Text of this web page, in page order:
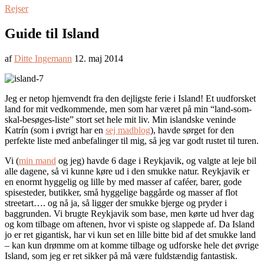
Rejser
Guide til Island
afDitte Ingemann 12. maj 2014
Jeg er netop hjemvendt fra den dejligste ferie i Island! Et uudforsket
land for mit vedkommende, men som har været på min “land-som-
skal-besøges-liste” stort set hele mit liv. Min islandske veninde
Katrín (som i øvrigt har en sej madblog), havde sørget for den
perfekte liste med anbefalinger til mig, så jeg var godt rustet til turen.
Vi (min mand og jeg) havde 6 dage i Reykjavik, og valgte at leje bil
alle dagene, så vi kunne køre ud i den smukke natur. Reykjavik er
en enormt hyggelig og lille by med masser af caféer, barer, gode
spisesteder, butikker, små hyggelige baggårde og masser af flot
streetart…. og nå ja, så ligger der smukke bjerge og pryder i
baggrunden. Vi brugte Reykjavik som base, men kørte ud hver dag
og kom tilbage om aftenen, hvor vi spiste og slappede af. Da Island
jo er ret gigantisk, har vi kun set en lille bitte bid af det smukke land
– kan kun drømme om at komme tilbage og udforske hele det øvrige
Island, som jeg er ret sikker på må være fuldstændig fantastisk.